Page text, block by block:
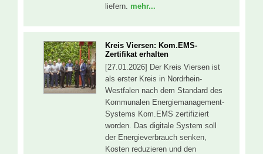
liefern. mehr...
Kreis Viersen: Kom.EMS-
Zertifikat erhalten
[27.01.2026] Der Kreis Viersen ist
als erster Kreis in Nordrhein-
Westfalen nach dem Standard des
Kommunalen Energiemanagement-
Systems Kom.EMS zertifiziert
worden. Das digitale System soll
der Energieverbrauch senken,
Kosten reduzieren und den